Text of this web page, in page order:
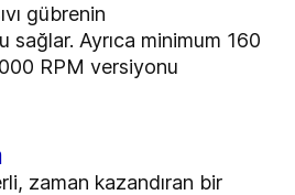
gübrenin
sağlar. Ayrıca minimum 160
RPM versiyonu
zaman kazandıran bir